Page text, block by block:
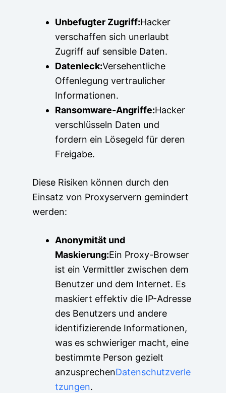
Unbefugter Zugriff:Hacker
verschaffen sich unerlaubt
Zugriff auf sensible Daten.
Datenleck:Versehentliche
Offenlegung vertraulicher
Informationen.
Ransomware-Angriffe:Hacker
verschlüsseln Daten und
fordern ein Lösegeld für deren
Freigabe.
Diese Risiken können durch den
Einsatz von Proxyservern gemindert
werden:
Anonymität und
Maskierung:Ein Proxy-Browser
ist ein Vermittler zwischen dem
Benutzer und dem Internet. Es
maskiert effektiv die IP-Adresse
des Benutzers und andere
identifizierende Informationen,
was es schwieriger macht, eine
bestimmte Person gezielt
anzusprechenDatenschutzverle
tzungen.